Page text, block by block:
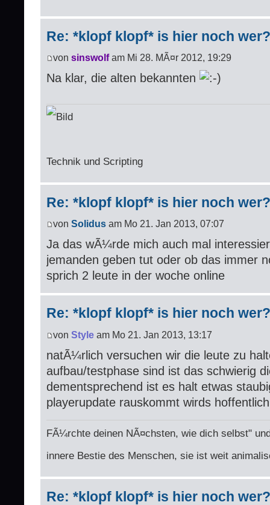
Re: *klopf klopf* is hier noch wer?
von sinswolfam Mi 28. MÃ¤r 2012, 19:29
Na klar, die alten bekannten
Technik und Scripting
Re: *klopf klopf* is hier noch wer?
von Solidus am Mo 21. Jan 2013, 07:07
Ja das wÃ¼rde mich auch mal
jemanden geben tut oder ob das immer
sprich 2 leute in der woche online
Re: *klopf klopf* is hier noch wer?
von Style am Mo 21. Jan 2013, 13:17
natÃ¼rlich versuchen wir die leute zu
aufbau/testphase sind ist das schwierig
dementsprechend ist es halt etwas
playerupdate rauskommt wirds
FÃ¼rchte deinen NÃ¤chsten, wie dich selbst"
innere Bestie des Menschen, sie ist weit
Re: *klopf klopf* is hier noch wer?